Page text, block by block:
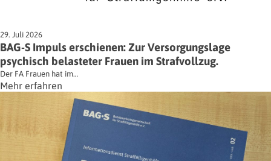
29. Juli 2026
BAG-S Impuls erschienen: Zur Versorgungslage
psychisch belasteter Frauen im Strafvollzug.
Der FA Frauen hat im…
Mehr erfahren